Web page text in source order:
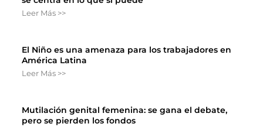
Leer Más >>
El Niño es una amenaza para los trabajadores en
América Latina
Leer Más >>
Mutilación genital femenina: se gana el debate,
pero se pierden los fondos